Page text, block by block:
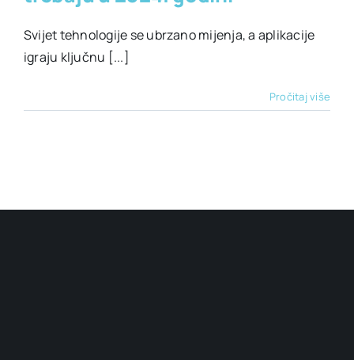
Svijet tehnologije se ubrzano mijenja, a aplikacije
igraju ključnu [...]
Pročitaj više